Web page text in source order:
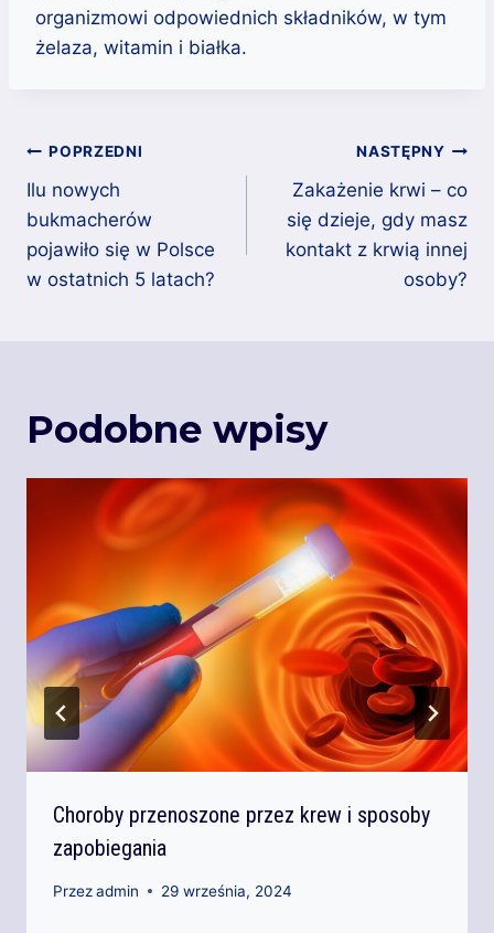
organizmowi odpowiednich składników, w tym
żelaza, witamin i białka.
Nawigacja
wpisu
POPRZEDNI
Ilu nowych
bukmacherów
pojawiło się w Polsce
w ostatnich 5 latach?
NASTĘPNY
Zakażenie krwi – co
się dzieje, gdy masz
kontakt z krwią innej
osoby?
Podobne wpisy
Choroby przenoszone przez krew i sposoby
zapobiegania
Przezadmin 29 września, 2024